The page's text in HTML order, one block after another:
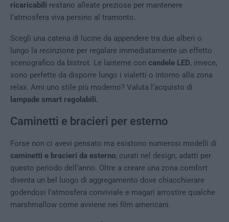
ricaricabili restano alleate preziose per mantenere
l’atmosfera viva persino al tramonto.
Scegli una catena di lucine da appendere tra due alberi o
lungo la recinzione per regalare immediatamente un effetto
scenografico da bistrot. Le lanterne con candele LED, invece,
sono perfette da disporre lungo i vialetti o intorno alla zona
relax. Ami uno stile più moderno? Valuta l’acquisto di
lampade smart regolabili.
Caminetti e bracieri per esterno
Forse non ci avevi pensato ma esistono numerosi modelli di
caminetti e bracieri da esterno, curati nel design, adatti per
questo periodo dell’anno. Oltre a creare una zona comfort
diventa un bel luogo di aggregamento dove chiacchierare
godendosi l’atmosfera conviviale e magari arrostire qualche
marshmallow come avviene nei film americani.